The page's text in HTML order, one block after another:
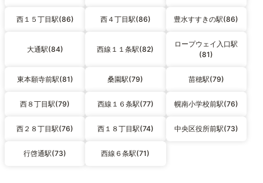
西１５丁目駅(86) 西４丁目駅(86) 豊水すすきの駅(86)
大通駅(84) 西線１１条駅(82)
ロープウェイ入口駅
(81)
東本願寺前駅(81) 桑園駅(79) 苗穂駅(79)
西８丁目駅(79) 西線１６条駅(77) 幌南小学校前駅(76)
西２８丁目駅(76) 西１８丁目駅(74) 中央区役所前駅(73)
行啓通駅(73) 西線６条駅(71)